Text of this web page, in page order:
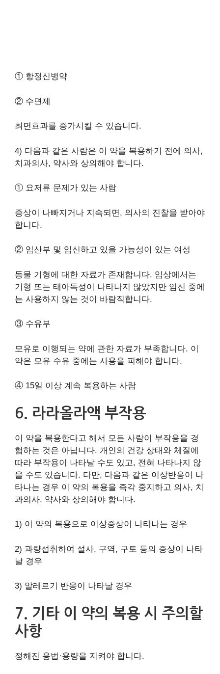
① 항정신병약
② 수면제
최면효과를 증가시킬 수 있습니다.
4) 다음과 같은 사람은 이 약을 복용하기 전에 의사,
치과의사, 약사와 상의해야 합니다.
① 요저류 문제가 있는 사람
증상이 나빠지거나 지속되면, 의사의 진찰을 받아야
합니다.
② 임산부 및 임신하고 있을 가능성이 있는 여성
동물 기형에 대한 자료가 존재합니다. 임상에서는
기형 또는 태아독성이 나타나지 않았지만 임신 중에
는 사용하지 않는 것이 바람직합니다.
③ 수유부
모유로 이행되는 약에 관한 자료가 부족합니다. 이
약은 모유 수유 중에는 사용을 피해야 합니다.
④ 15일 이상 계속 복용하는 사람
6. 라라올라액 부작용
이 약을 복용한다고 해서 모든 사람이 부작용을 경
험하는 것은 아닙니다. 개인의 건강 상태와 체질에
따라 부작용이 나타날 수도 있고, 전혀 나타나지 않
을 수도 있습니다. 다만, 다음과 같은 이상반응이 나
타나는 경우 이 약의 복용을 즉각 중지하고 의사, 치
과의사, 약사와 상의해야 합니다.
1) 이 약의 복용으로 이상증상이 나타나는 경우
2) 과량섭취하여 설사, 구역, 구토 등의 증상이 나타
날 경우
3) 알레르기 반응이 나타날 경우
7. 기타 이 약의 복용 시 주의할
사항
정해진 용법·용량을 지켜야 합니다.